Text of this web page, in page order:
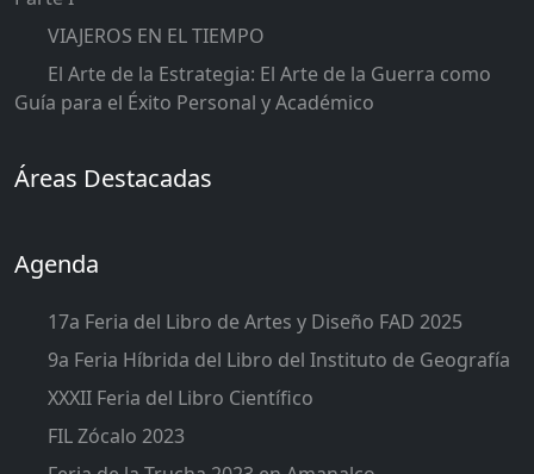
VIAJEROS EN EL TIEMPO
El Arte de la Estrategia: El Arte de la Guerra como
Guía para el Éxito Personal y Académico
Áreas Destacadas
Agenda
17a Feria del Libro de Artes y Diseño FAD 2025
9a Feria Híbrida del Libro del Instituto de Geografía
XXXII Feria del Libro Científico
FIL Zócalo 2023